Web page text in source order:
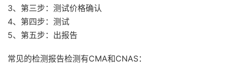
3、第三步：测试价格确认
4、第四步：测试
5、第五步：出报告
常见的检测报告检测有CMA和CNAS：